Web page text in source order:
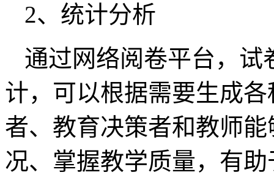
2、统计分析
通过网络阅卷平台，试
计，可以根据需要生成
者、教育决策者和教师
况、掌握教学质量，有